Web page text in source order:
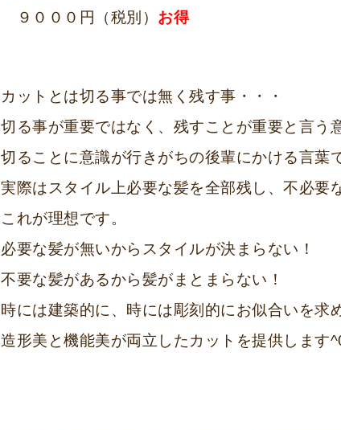
９０００円（税別） お得
カットとは切る事では無く残す事・・・
切る事が重要ではなく、残すことが重要と言う
切ることに意識が行きがちの後輩にかける言葉
実際はスタイル上必要な髪を全部残し、不必要
これが理想です。
必要な髪が無いからスタイルが決まらない！
不要な髪があるから髪がまとまらない！
時には建築的に、時には彫刻的にお似合いを求
造形美と機能美が両立したカットを提供します